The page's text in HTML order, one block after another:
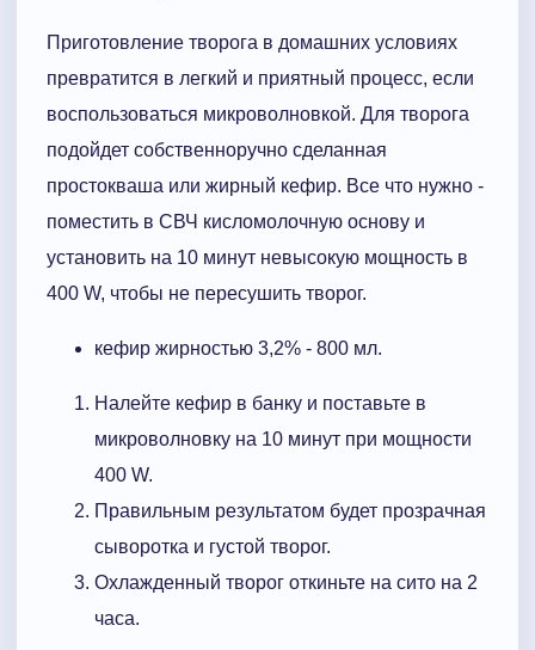
Приготовление творога в домашних условиях
превратится в легкий и приятный процесс, если
воспользоваться микроволновкой. Для творога
подойдет собственноручно сделанная
простокваша или жирный кефир. Все что нужно -
поместить в СВЧ кисломолочную основу и
установить на 10 минут невысокую мощность в
400 W, чтобы не пересушить творог.
кефир жирностью 3,2% - 800 мл.
Налейте кефир в банку и поставьте в
микроволновку на 10 минут при мощности
400 W.
Правильным результатом будет прозрачная
сыворотка и густой творог.
Охлажденный творог откиньте на сито на 2
часа.